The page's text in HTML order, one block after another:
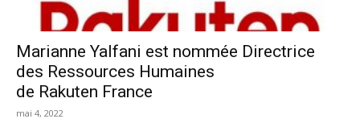
Marianne Yalfani est nommée Directrice
des Ressources Humaines
de Rakuten France
mai 4, 2022